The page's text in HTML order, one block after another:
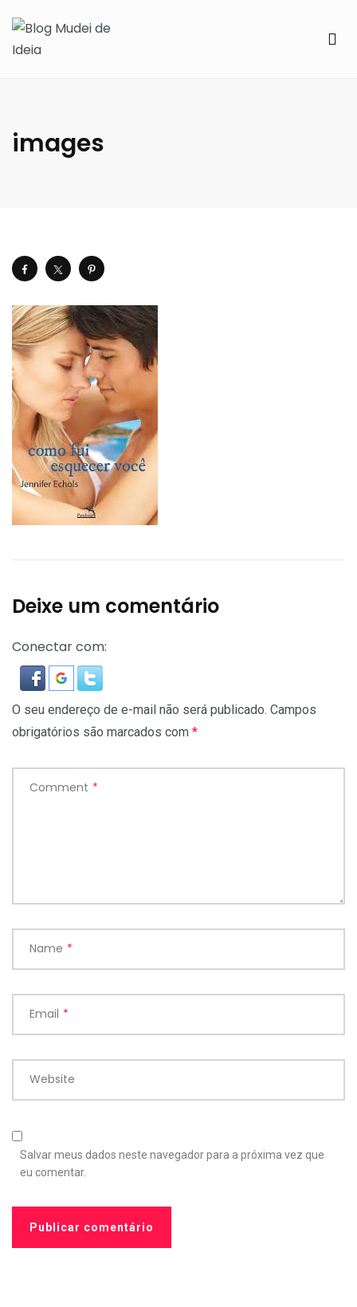
images
Deixe um comentário
Conectar com:
O seu endereço de e-mail não será publicado. Campos
obrigatórios são marcados com *
Comment *
Name *
Email *
Website
Salvar meus dados neste navegador para a próxima vez que
eu comentar.